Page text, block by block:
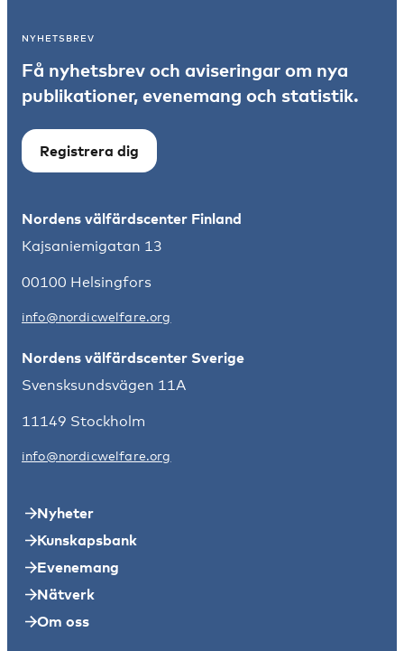
NYHETSBREV
Få nyhetsbrev och aviseringar om nya
publikationer, evenemang och statistik.
Registrera dig
Nordens välfärdscenter Finland
Kajsaniemigatan 13
00100 Helsingfors
info@nordicwelfare.org
Nordens välfärdscenter Sverige
Svensksundsvägen 11A
11149 Stockholm
info@nordicwelfare.org
Nyheter
Kunskapsbank
Evenemang
Nätverk
Om oss